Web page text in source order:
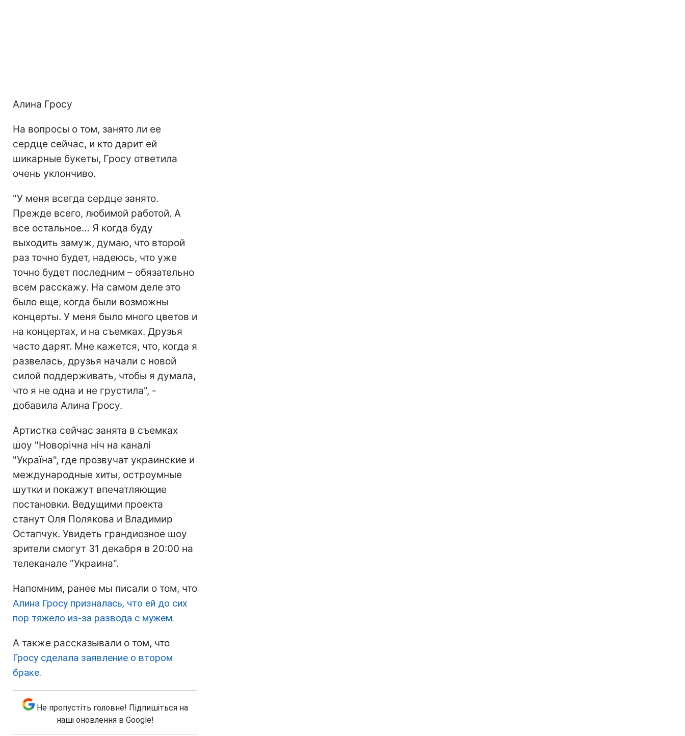
Алина Гросу
На вопросы о том, занято ли ее
сердце сейчас, и кто дарит ей
шикарные букеты, Гросу ответила
очень уклончиво.
"У меня всегда сердце занято.
Прежде всего, любимой работой. А
все остальное… Я когда буду
выходить замуж, думаю, что второй
раз точно будет, надеюсь, что уже
точно будет последним – обязательно
всем расскажу. На самом деле это
было еще, когда были возможны
концерты. У меня было много цветов и
на концертах, и на съемках. Друзья
часто дарят. Мне кажется, что, когда я
развелась, друзья начали с новой
силой поддерживать, чтобы я думала,
что я не одна и не грустила", -
добавила Алина Гросу.
Артистка сейчас занята в съемках
шоу "Новорічна ніч на каналі
"Україна", где прозвучат украинские и
международные хиты, остроумные
шутки и покажут впечатляющие
постановки. Ведущими проекта
станут Оля Полякова и Владимир
Остапчук. Увидеть грандиозное шоу
зрители смогут 31 декабря в 20:00 на
телеканале "Украина".
Напомним, ранее мы писали о том, что
Алина Гросу призналась, что ей до сих
пор тяжело из-за развода с мужем.
А также рассказывали о том, что
Гросу сделала заявление о втором
браке.
Не пропустіть головне! Підпишіться на
наші оновлення в Google!